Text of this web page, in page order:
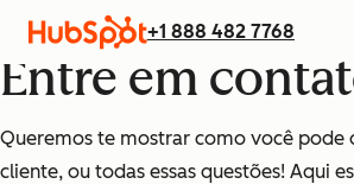
+1 888 482 7768
Entre em
Queremos te mostrar como você
cliente, ou todas essas questões! Aqui